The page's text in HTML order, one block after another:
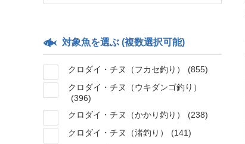
対象魚を選ぶ (複数選択可能)
クロダイ・チヌ（フカセ釣り）
(855)
クロダイ・チヌ（ウキダンゴ釣り）
(396)
クロダイ・チヌ（かかり釣り）
(238)
クロダイ・チヌ（渚釣り）
(141)